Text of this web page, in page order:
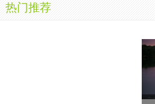
8. 作业考试化，考试高考化，
很美，尽管过程艰辛：
10. 没有目标就没有方向，每
热门推荐